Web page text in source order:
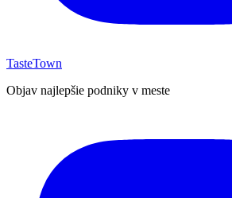
TasteTown
Objav najlepšie podniky v meste